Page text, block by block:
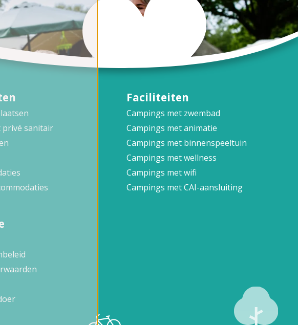
privé sanitair
Faciliteiten
Campings met zwembad
Campings met animatie
Campings met binnenspeeltuin
Campings met wellness
Campings met wifi
Campings met CAI-aansluiting